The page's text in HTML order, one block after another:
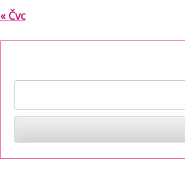
« Čvc